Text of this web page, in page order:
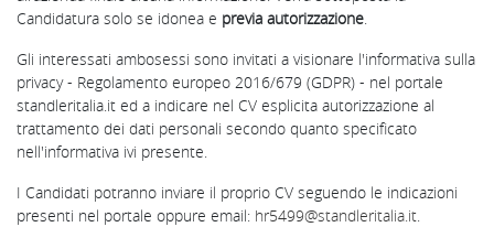
Candidatura solo se idonea e previa autorizzazione
Gli interessati ambosessi sono invitati a visionare l'informativa sulla
privacy - Regolamento europeo 2016/679 (GDPR) - nel portale
standleritalia.it ed a indicare nel CV esplicita autorizzazione al
trattamento dei dati personali secondo quanto specificato
nell'informativa ivi presente.
I Candidati potranno inviare il proprio CV seguendo le indicazioni
presenti nel portale oppure email: hr5499@standleritalia.it